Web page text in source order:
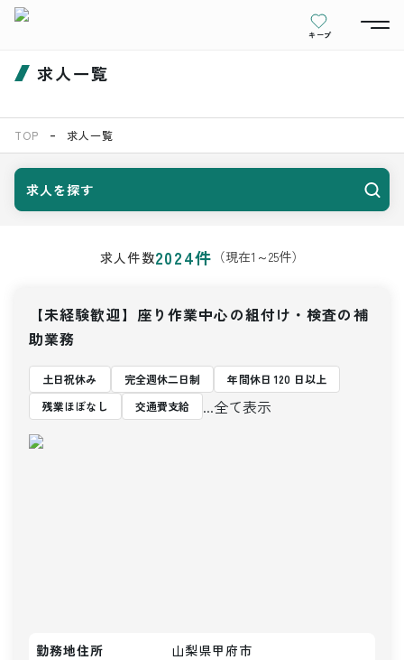
キープ
求人一覧
TOP 求人一覧
求人を探す
求人件数2024件 （現在1 ～25件）
【未経験歓迎】座り作業中心の組付け・検査の補
助業務
土日祝休み 完全週休二日制
年間休日 120 日以上
残業ほぼなし
交通費支給 ...全て表示
勤務地住所
山梨県甲府市